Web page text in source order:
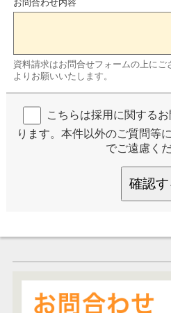
お問合わせ内容
資料請求はお問合せフォームの上にご
よりお願いいたします。
こちらは採用に関する
ります。本件以外のご質問等
でご遠慮く
確認す